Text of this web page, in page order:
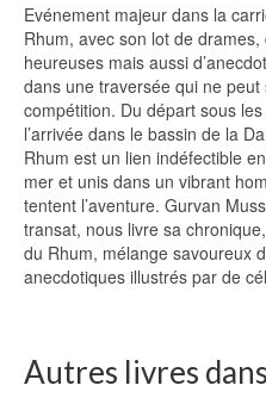
Evénement majeur dans la
Rhum, avec son lot de drames,
heureuses mais aussi
dans une traversée qui ne
compétition. Du départ sous
l’arrivée dans le bassin de la
Rhum est un lien indéfectible
mer et unis dans un vibrant
tentent l’aventure. Gurvan
transat, nous livre sa
du Rhum, mélange savoureux
anecdotiques illustrés par de
Autres livres